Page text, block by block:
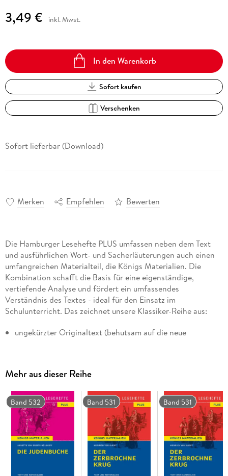
3,49 € inkl. Mwst.
In den Warenkorb
Sofort kaufen
Verschenken
Sofort lieferbar (Download)
Merken Empfehlen Bewerten
Die Hamburger Lesehefte PLUS umfassen neben dem Text
und ausführlichen Wort- und Sacherläuterungen auch einen
umfangreichen Materialteil, die Königs Materialien. Die
Kombination schafft die Basis für eine eigenständige,
vertiefende Analyse und fördert ein umfassendes
Verständnis des Textes - ideal für den Einsatz im
Schulunterricht. Das zeichnet unsere Klassiker-Reihe aus:
ungekürzter Originaltext (behutsam auf die neue
Aufmachung
den Hamburger Leseheften)
breite Randspalte mit kurzen Worterläuterungen und Platz
für eigene Notizen
Biografie des Autors (alle wichtigen Infos kompakt
zusammengefasst)
ausführlicher Anmerkungs- bzw. Worterläuterungsteil
Mehr aus dieser Reihe
Band 532 Band 531 Band 531